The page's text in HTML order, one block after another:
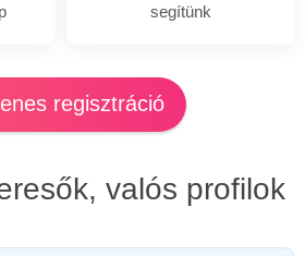
segítünk
regisztráció
valós profilok